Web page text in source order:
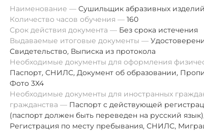
Наименование
Сушильщик абразивных изделий
Количество часов обучения
160
Срок действия документа
Без срока истечения
Выдаваемые итоговые документы
Свидетельство, Выписка из протокола
Необходимые документы для оформления
Паспорт, СНИЛС, Документ об образовании,
Фото 3Х4
Необходимые документы для иностранных
гражданства
Паспорт с действующей
(паспорт должен быть переведен на русский
Регистрация по месту пребывания, СНИЛС,